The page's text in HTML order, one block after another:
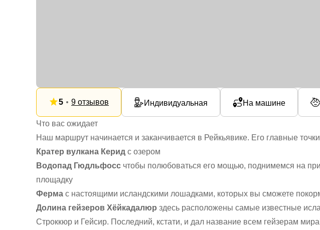
5 9 отзывов Индивидуальная На машине
Что вас ожидает
Наш маршрут начинается и заканчивается в Рейкьявике. Его главные
Кратер вулкана Керид с озером
Водопад Гюдльфосс чтобы полюбоваться его мощью, поднимемся на
площадку
Ферма с настоящими исландскими лошадками, которых вы сможете
Долина гейзеров Хёйкадалюр здесь расположены самые известные
Строккюр и Гейсир. Последний, кстати, и дал название всем гейзерам